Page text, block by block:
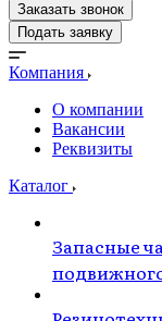
Заказать звонок
Подать заявку
Компания
О компании
Вакансии
Реквизиты
Каталог
Запасные